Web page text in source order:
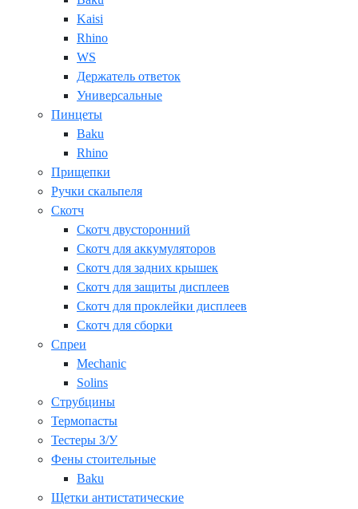
Kaisi
Rhino
WS
Держатель ответок
Универсальные
Пинцеты
Baku
Rhino
Прищепки
Ручки скальпеля
Скотч
Скотч двусторонний
Скотч для аккумуляторов
Скотч для задних крышек
Скотч для защиты дисплеев
Скотч для проклейки дисплеев
Скотч для сборки
Спреи
Mechanic
Solins
Струбцины
Термопасты
Тестеры З/У
Фены стоительные
Baku
Щетки антистатические